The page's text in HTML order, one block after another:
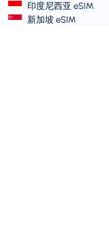
印度尼西亚 eSIM
新加坡 eSIM